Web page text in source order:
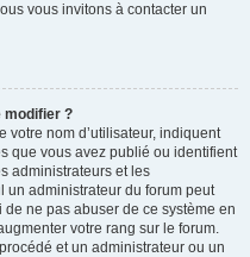
vous invitons à contacter un
modifier ?
votre nom d’utilisateur, indiquent
que vous avez publié ou identifient
administrateurs et les
un administrateur du forum peut
ne pas abuser de ce système en
votre rang sur le forum.
et un administrateur ou un